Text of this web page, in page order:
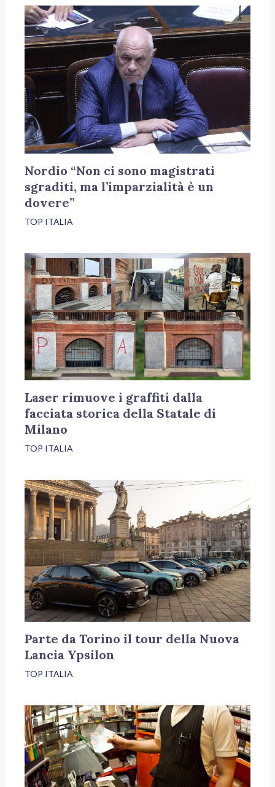
Nordio “Non ci sono magistrati
sgraditi, ma l’imparzialità è un
dovere”
TOP ITALIA
Laser rimuove i graffiti dalla
facciata storica della Statale di
Milano
TOP ITALIA
Parte da Torino il tour della Nuova
Lancia Ypsilon
TOP ITALIA